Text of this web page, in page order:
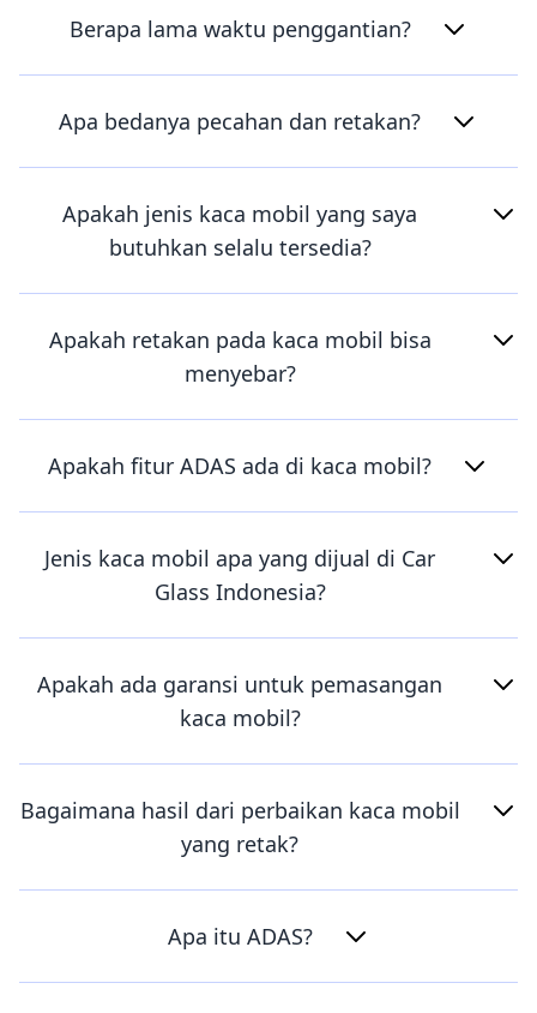
Berapa lama waktu penggantian?
Apa bedanya pecahan dan retakan?
Apakah jenis kaca mobil yang saya
butuhkan selalu tersedia?
Apakah retakan pada kaca mobil bisa
menyebar?
Apakah fitur ADAS ada di kaca mobil?
Jenis kaca mobil apa yang dijual di Car
Glass Indonesia?
Apakah ada garansi untuk pemasangan
kaca mobil?
Bagaimana hasil dari perbaikan kaca mobil
yang retak?
Apa itu ADAS?